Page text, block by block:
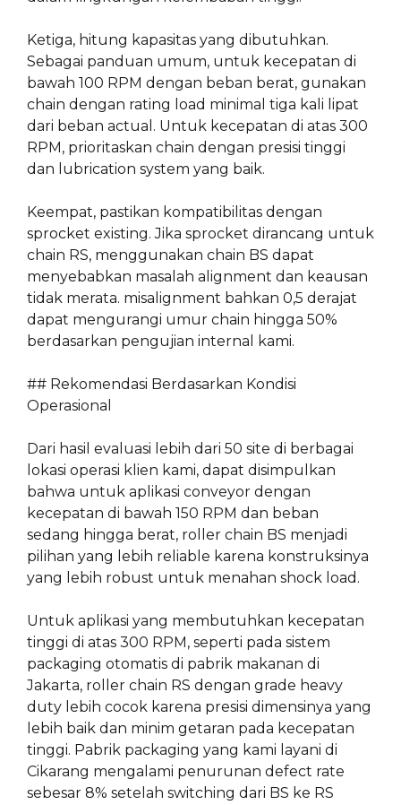
Ketiga, hitung kapasitas yang dibutuhkan.
Sebagai panduan umum, untuk kecepatan di
bawah 100 RPM dengan beban berat, gunakan
chain dengan rating load minimal tiga kali lipat
dari beban actual. Untuk kecepatan di atas 300
RPM, prioritaskan chain dengan presisi tinggi
dan lubrication system yang baik.
Keempat, pastikan kompatibilitas dengan
sprocket existing. Jika sprocket dirancang untuk
chain RS, menggunakan chain BS dapat
menyebabkan masalah alignment dan keausan
tidak merata. misalignment bahkan 0,5 derajat
dapat mengurangi umur chain hingga 50%
berdasarkan pengujian internal kami.
## Rekomendasi Berdasarkan Kondisi
Operasional
Dari hasil evaluasi lebih dari 50 site di berbagai
lokasi operasi klien kami, dapat disimpulkan
bahwa untuk aplikasi conveyor dengan
kecepatan di bawah 150 RPM dan beban
sedang hingga berat, roller chain BS menjadi
pilihan yang lebih reliable karena konstruksinya
yang lebih robust untuk menahan shock load.
Untuk aplikasi yang membutuhkan kecepatan
tinggi di atas 300 RPM, seperti pada sistem
packaging otomatis di pabrik makanan di
Jakarta, roller chain RS dengan grade heavy
duty lebih cocok karena presisi dimensinya yang
lebih baik dan minim getaran pada kecepatan
tinggi. Pabrik packaging yang kami layani di
Cikarang mengalami penurunan defect rate
sebesar 8% setelah switching dari BS ke RS